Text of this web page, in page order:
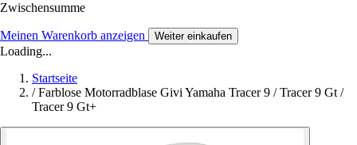
Zwischensumme
Meinen Warenkorb anzeigen Weiter einkaufen
Loading...
Startseite
/ Farblose Motorradblase Givi Yamaha Tracer 9 / Tracer 9 Gt /
Tracer 9 Gt+